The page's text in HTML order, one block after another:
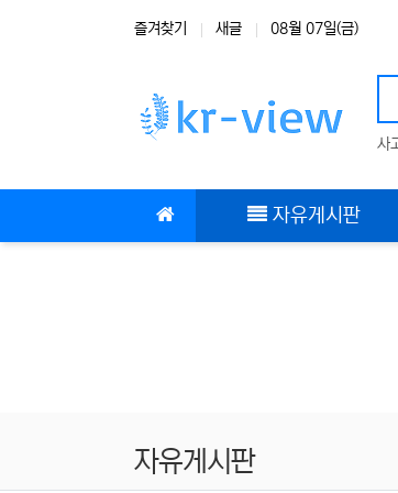
즐겨찾기 새글 08월 07일(금)
사
자유게시판
자유게시판